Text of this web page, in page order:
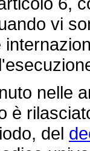
vi
nelle
è
del